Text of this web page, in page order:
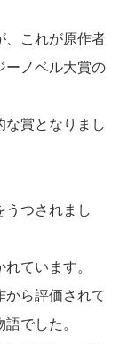
、これが原作者
ーノベル大賞の
な賞となりまし
うつされまし
ています。
から評価されて
でした。